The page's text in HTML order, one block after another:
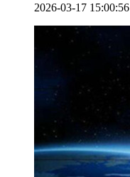
2026-03-17 15:00:56